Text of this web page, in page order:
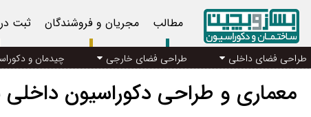
مطالب مجریان و فروشندگان ثبت
طراحی فضای داخلی طراحی فضای خارجی چیدمان و
معماری و طراحی دکوراسیون